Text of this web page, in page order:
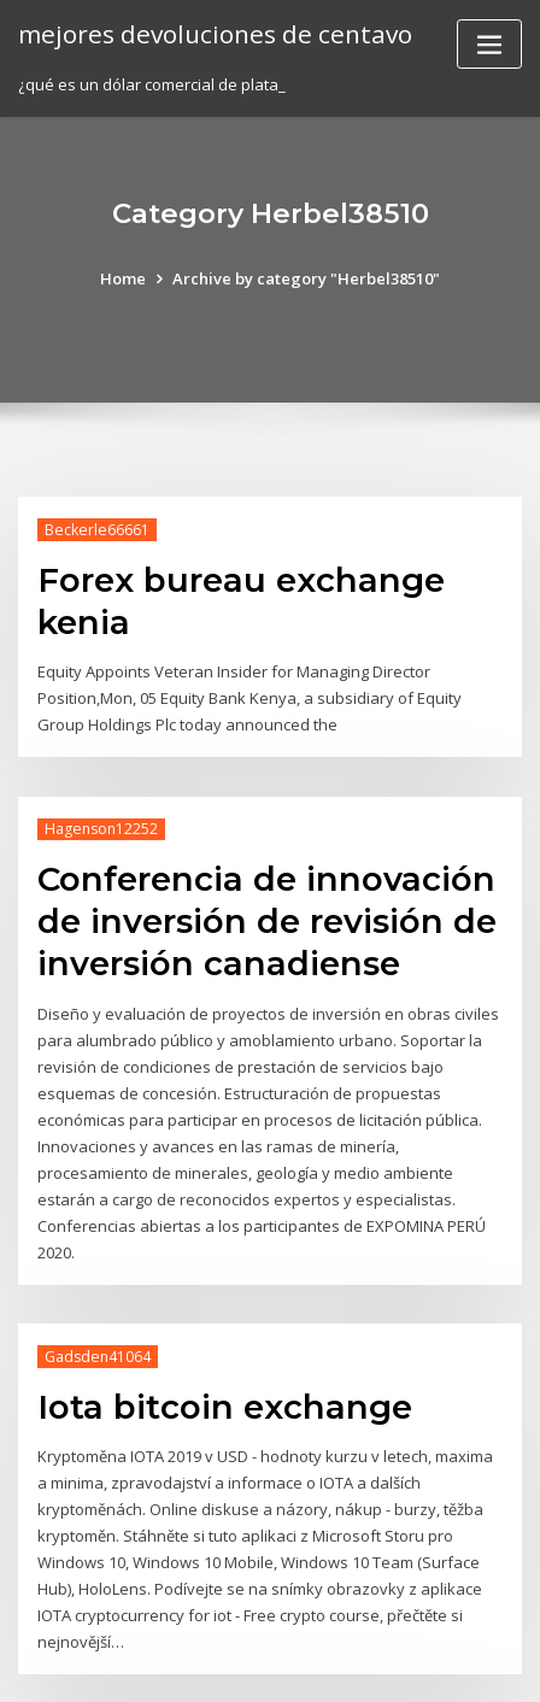
mejores devoluciones de centavo
¿qué es un dólar comercial de plata_
Category Herbel38510
Home Archive by category "Herbel38510"
Beckerle66661
Forex bureau exchange
kenia
Equity Appoints Veteran Insider for Managing Director
Position,Mon, 05 Equity Bank Kenya, a subsidiary of Equity
Group Holdings Plc today announced the
Hagenson12252
Conferencia de innovación
de inversión de revisión de
inversión canadiense
Diseño y evaluación de proyectos de inversión en obras civiles
para alumbrado público y amoblamiento urbano. Soportar la
revisión de condiciones de prestación de servicios bajo
esquemas de concesión. Estructuración de propuestas
económicas para participar en procesos de licitación pública.
Innovaciones y avances en las ramas de minería,
procesamiento de minerales, geología y medio ambiente
estarán a cargo de reconocidos expertos y especialistas.
Conferencias abiertas a los participantes de EXPOMINA PERÚ
2020.
Gadsden41064
Iota bitcoin exchange
Kryptoměna IOTA 2019 v USD - hodnoty kurzu v letech, maxima
a minima, zpravodajství a informace o IOTA a dalších
kryptoměnách. Online diskuse a názory, nákup - burzy, těžba
kryptoměn. Stáhněte si tuto aplikaci z Microsoft Storu pro
Windows 10, Windows 10 Mobile, Windows 10 Team (Surface
Hub), HoloLens. Podívejte se na snímky obrazovky z aplikace
IOTA cryptocurrency for iot - Free crypto course, přečtěte si
nejnovější…